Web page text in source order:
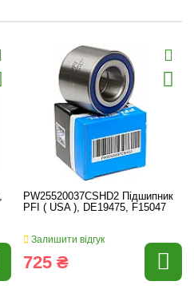
PW25520037CSHD2 Підшипник
PFI ( USA ), DE19475, F15047
Залишити відгук
725 ₴